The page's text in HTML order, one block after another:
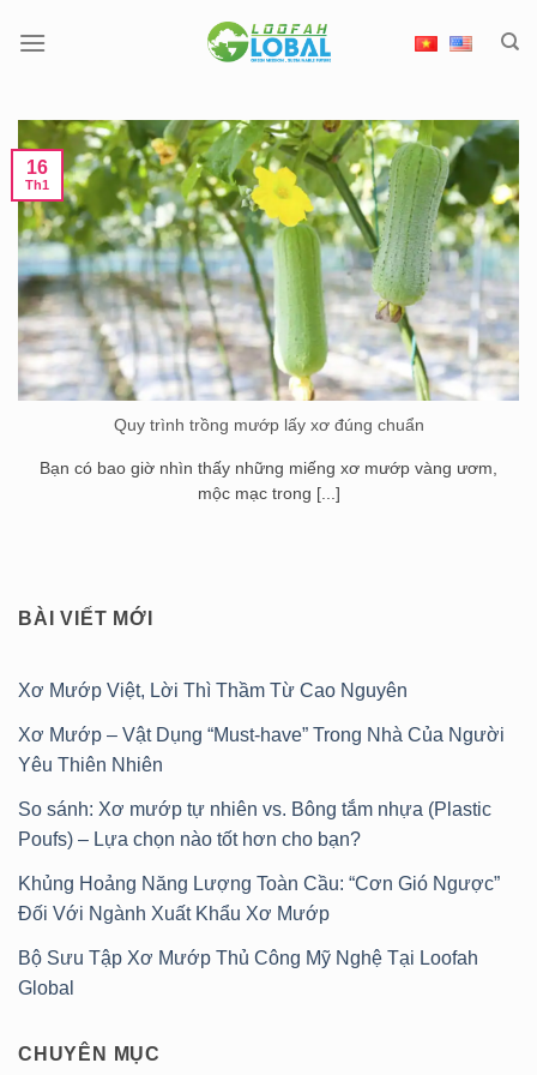
đến
Quy trình trồng mướp lấy xơ đúng chuẩn
Bạn có bao giờ nhìn thấy những miếng xơ mướp vàng ươm,
mộc mạc trong [...]
16
Th1
BÀI VIẾT MỚI
Xơ Mướp Việt, Lời Thì Thầm Từ Cao Nguyên
Xơ Mướp – Vật Dụng “Must-have” Trong Nhà Của Người
Yêu Thiên Nhiên
So sánh: Xơ mướp tự nhiên vs. Bông tắm nhựa (Plastic
Poufs) – Lựa chọn nào tốt hơn cho bạn?
Khủng Hoảng Năng Lượng Toàn Cầu: “Cơn Gió Ngược”
Đối Với Ngành Xuất Khẩu Xơ Mướp
Bộ Sưu Tập Xơ Mướp Thủ Công Mỹ Nghệ Tại Loofah
Global
CHUYÊN MỤC